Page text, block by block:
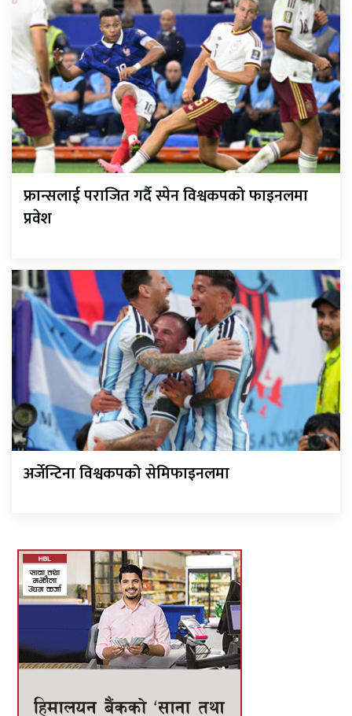
फ्रान्सलाई पराजित गर्दै स्पेन विश्वकपको फाइनलमा
प्रवेश
अर्जेन्टिना विश्वकपको सेमिफाइनलमा